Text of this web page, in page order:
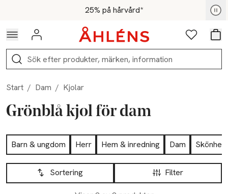
Hoppa till navigationsmenyn25% på hårvård*
För medlemmar - Shoppa nu
Logga in Favoriter
Sök
Start / Dam / Kjolar
Grönblå kjol för dam
Hoppa till produktsidan
Barn & ungdom Herr Hem & inredning Dam
Skönhet
Hoppa till produktsidan
Filter
Sortering
Lista över produkter